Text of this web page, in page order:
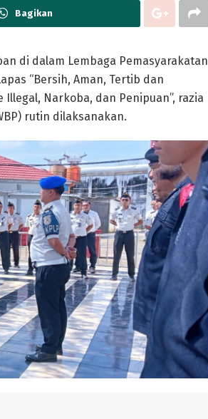
Bagikan
di dalam Lembaga Pemasyarakatan
“Bersih, Aman, Tertib dan
Narkoba, dan Penipuan”, razia
rutin dilaksanakan.